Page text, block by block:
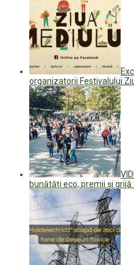
organizatorii Festivalului
bunătăți eco, premii și